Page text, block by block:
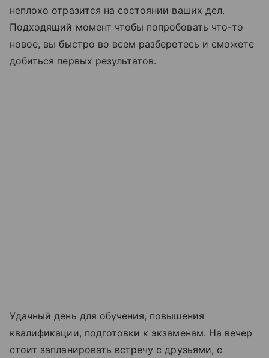
неплохо отразится на состоянии ваших дел.
Подходящий момент чтобы попробовать что-то
новое, вы быстро во всем разберетесь и сможете
добиться первых результатов.
Удачный день для обучения, повышения
квалификации, подготовки к экзаменам. На вечер
стоит запланировать встречу с друзьями, с